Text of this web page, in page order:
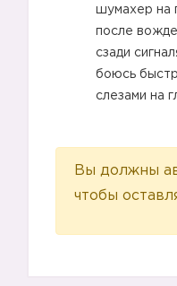
шумахер на
после
сзади
боюсь
слезами на
Вы должны
чтобы